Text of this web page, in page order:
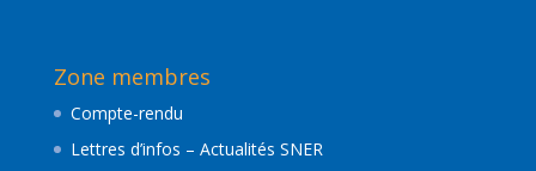
Zone membres
Compte-rendu
Lettres d’infos – Actualités SNER